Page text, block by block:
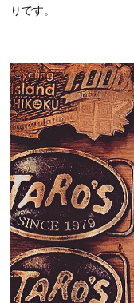
りです。